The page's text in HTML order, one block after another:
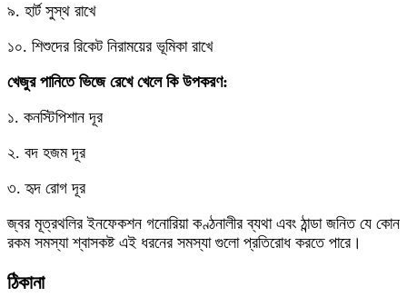
৯. হার্ট সুস্থ রাখে
১০. শিশুদের রিকেট নিরাময়ের ভূমিকা রাখে
খেজুর পানিতে ভিজে রেখে খেলে কি উপকরণ:
১. কনস্টিপিশান দূর
২. বদ হজম দূর
৩. হৃদ রোগ দূর
জ্বর মূত্রথলির ইনফেকশন গনোরিয়া কণ্ঠনালীর ব্যথা এবং ঠান্ডা জনিত যে কোন
রকম সমস্যা শ্বাসকষ্ট এই ধরনের সমস্যা গুলো প্রতিরোধ করতে পারে।
ঠিকানা